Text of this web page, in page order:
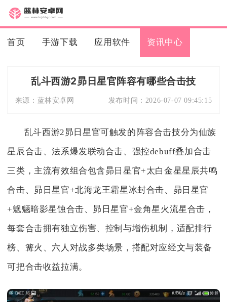
首页 手游下载 应用软件 资讯中心
乱斗西游2昴日星官阵容有哪些合击技
来源： 蓝林安卓网 发布时间： 2026-07-07 09:45:15
乱斗西游2昴日星官可触发的阵容合击技分为仙族
星辰合击、法系爆发联动合击、强控debuff叠加合击
三类，主流有效组合包含昴日星官+太白金星星辰共鸣
合击、昴日星官+北海龙王霜星冰封合击、昴日星官
+魍魉暗影星蚀合击、昴日星官+金角星火流星合击，
每套合击拥有独立伤害、控制与增伤机制，适配排行
榜、篝火、六人对战多类场景，搭配对应经文与装备
可把合击收益拉满。